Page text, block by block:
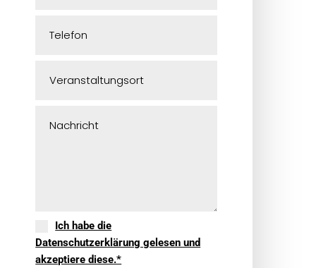
Ich habe die
Datenschutzerklärung gelesen und
akzeptiere diese.*